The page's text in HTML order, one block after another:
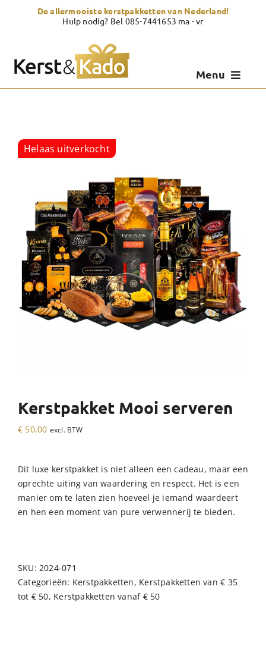
De allermooiste kerstpakketten van Nederland!
Hulp nodig? Bel 085-7441653 ma - vr
Menu
Showroom
Over Kerst & Kado
Helaas uitverkocht
Kerstpakket Mooi serveren
€ 50,00 excl. BTW
Dit luxe kerstpakket is niet alleen een cadeau, maar een
oprechte uiting van waardering en respect. Het is een
manier om te laten zien hoeveel je iemand waardeert
en hen een moment van pure verwennerij te bieden.
SKU:2024-071
Categorieën: Kerstpakketten, Kerstpakketten van € 35
tot € 50, Kerstpakketten vanaf € 50